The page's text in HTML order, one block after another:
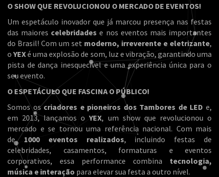
O SHOW QUE REVOLUCIONOU O MERCADO DE EVENTOS!
Um espetáculo inovador que já marcou presença nas festas
das maiores celebridades e nos eventos mais importantes
do Brasil! Com um set moderno, irreverente e eletrizante,
oYEXé uma explosão de som, luz e vibração, garantindo uma
pista de dança inesquecível e uma experiência única para o
seu evento.
O ESPETÁCULO QUE FASCINA O PÚBLICO!
Somos oscriadores e pioneiros dos Tambores de LED e,
em 2013, lançamos oYEX, um show que revolucionou o
mercado e se tornou uma referência nacional. Com mais
de 1000 eventos realizados, incluindo festas de
celebridades, casamentos, formaturas e eventos
corporativos, essa performance combina tecnologia,
música e interação para elevar sua festa a outro nível.